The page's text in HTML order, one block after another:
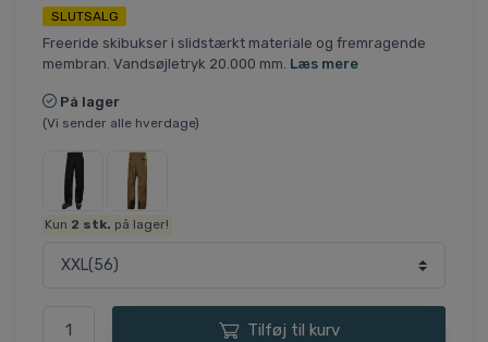
SLUTSALG
Freeride skibukser i slidstærkt materiale og fremragende
membran. Vandsøjletryk 20.000 mm. Læs mere
På lager
(Vi sender alle hverdage)
Kun 2 stk. på lager!
Tilføj til kurv